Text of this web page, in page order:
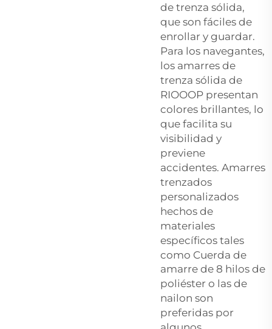
de trenza sólida,
que son fáciles de
enrollar y guardar.
Para los navegantes,
los amarres de
trenza sólida de
RIOOOP presentan
colores brillantes, lo
que facilita su
visibilidad y
previene
accidentes. Amarres
trenzados
personalizados
hechos de
materiales
específicos tales
como Cuerda de
amarre de 8 hilos de
poliéster o las de
nailon son
preferidas por